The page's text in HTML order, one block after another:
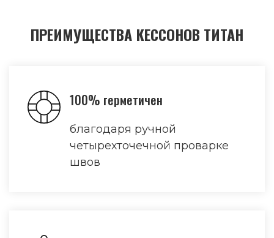
ПРЕИМУЩЕСТВА КЕССОНОВ ТИТАН
100% герметичен
благодаря ручной
четырехточечной проварке
швов